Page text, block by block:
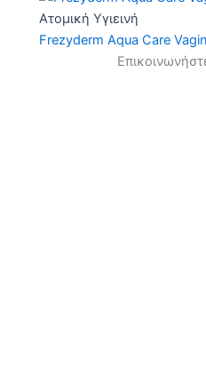
Ατομική Υγιεινή
Frezyderm Aqua Care